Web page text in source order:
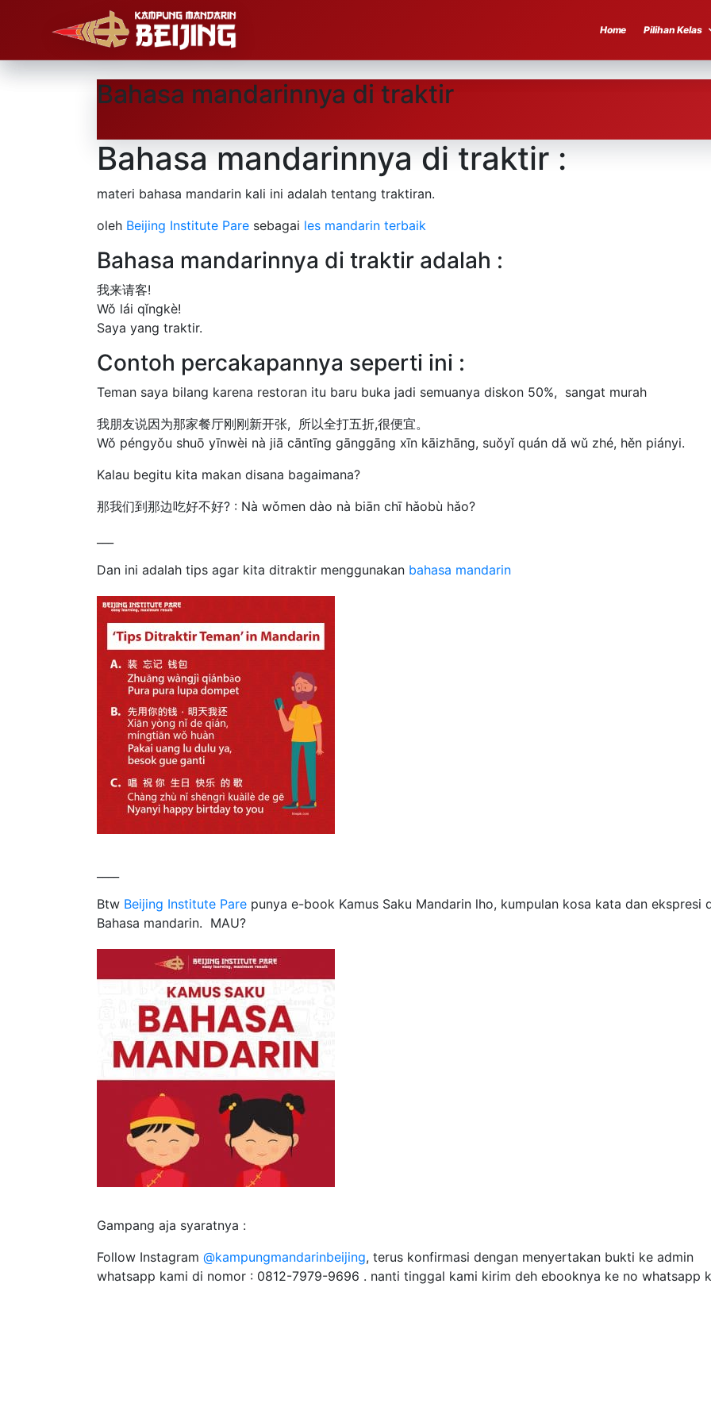
Home Pilihan Kelas
Bahasa mandarinnya di traktir
Bahasa mandarinnya di traktir :
materi bahasa mandarin kali ini adalah tentang traktiran.
oleh Beijing Institute Pare sebagai les mandarin terbaik
Bahasa mandarinnya di traktir adalah :
我来请客!
Wǒ lái qǐngkè!
Saya yang traktir.
Contoh percakapannya seperti ini :
Teman saya bilang karena restoran itu baru buka jadi semuanya diskon 50%, sangat murah
我朋友说因为那家餐厅刚刚新开张, 所以全打五折,很便宜。
Wǒ péngyǒu shuō yīnwèi nà jiā cāntīng gānggāng xīn kāizhāng, suǒyǐ quán dǎ wǔ zhé, hěn piányi.
Kalau begitu kita makan disana bagaimana?
那我们到那边吃好不好? : Nà wǒmen dào nà biān chī hǎobù hǎo?
Dan ini adalah tips agar kita ditraktir menggunakan bahasa mandarin
Btw Beijing Institute Pare punya e-book Kamus Saku Mandarin lho, kumpulan kosa kata dan ekspresi
Bahasa mandarin. MAU?
Gampang aja syaratnya :
Follow Instagram @kampungmandarinbeijing, terus konfirmasi dengan menyertakan bukti ke admin
whatsapp kami di nomor : 0812-7979-9696 . nanti tinggal kami kirim deh ebooknya ke no whatsapp